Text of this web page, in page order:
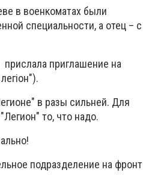
в военкоматах были
специальности, а отец – с
прислала приглашение на
в разы сильней. Для
то, что надо.
подразделение на фронт